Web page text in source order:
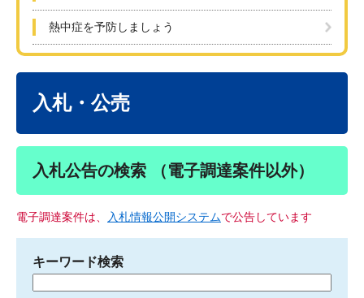
熱中症を予防しましょう
入札・公売
入札公告の検索 （電子調達案件以外）
電子調達案件は、 入札情報公開システムで公告しています
キーワード検索